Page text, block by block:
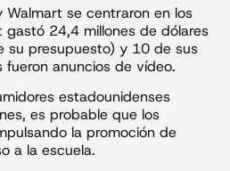
Walmart se centraron en los
gastó 24,4 millones de dólares
su presupuesto) y 10 de sus
anuncios de vídeo.
estadounidenses
es probable que los
la promoción de
a la escuela.